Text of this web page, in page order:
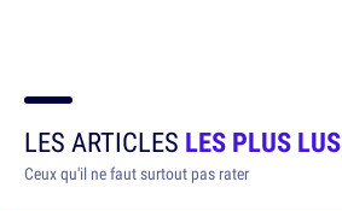
LES ARTICLES LES PLUS LUS
Ceux qu'il ne faut surtout pas rater